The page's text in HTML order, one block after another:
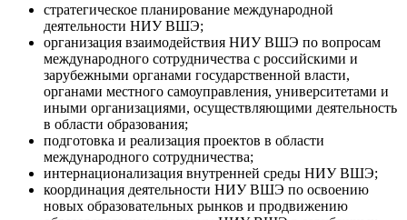
стратегическое планирование международной
деятельности НИУ ВШЭ;
организация взаимодействия НИУ ВШЭ по вопросам
международного сотрудничества с российскими и
зарубежными органами государственной власти,
органами местного самоуправления, университетами и
иными организациями, осуществляющими деятельность
в области образования;
подготовка и реализация проектов в области
международного сотрудничества;
интернационализация внутренней среды НИУ ВШЭ;
координация деятельности НИУ ВШЭ по освоению
новых образовательных рынков и продвижению